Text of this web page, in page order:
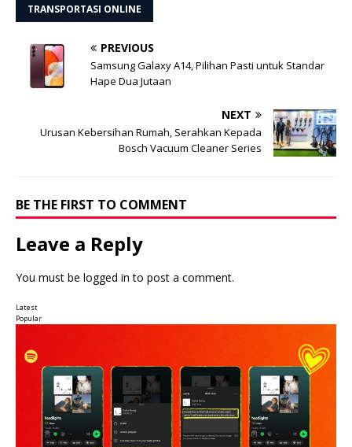
TRANSPORTASI ONLINE
PREVIOUS
Samsung Galaxy A14, Pilihan Pasti untuk Standar
Hape Dua Jutaan
NEXT
Urusan Kebersihan Rumah, Serahkan Kepada
Bosch Vacuum Cleaner Series
BE THE FIRST TO COMMENT
Leave a Reply
You must be logged in to post a comment.
Latest
Popular